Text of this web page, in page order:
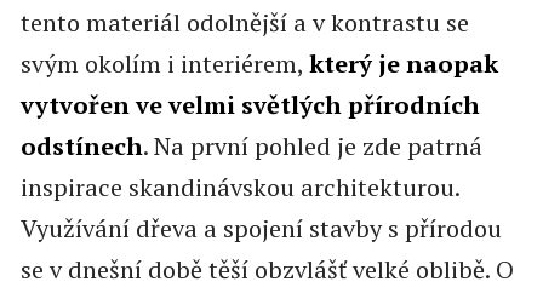
tento materiál odolnější a v kontrastu se
svým okolím i interiérem, který je naopak
vytvořen ve velmi světlých přírodních
odstínech. Na první pohled je zde patrná
inspirace skandinávskou architekturou.
Využívání dřeva a spojení stavby s přírodou
se v dnešní době těší obzvlášť velké oblibě. O